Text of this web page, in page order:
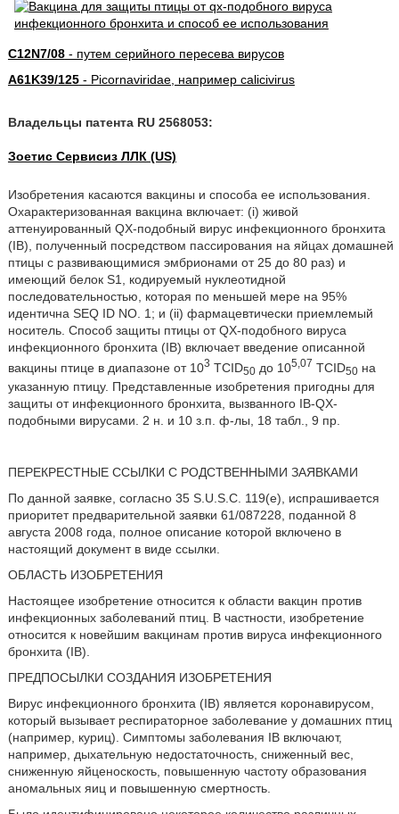
C12N7/08- путем серийного пересева вирусов
A61K39/125- Picornaviridae, например calicivirus
Владельцы патента RU 2568053:
Зоетис Сервисиз ЛЛК (US)
Изобретения касаются вакцины и способа ее использования.
Охарактеризованная вакцина включает: (i) живой
аттенуированный QX-подобный вирус инфекционного бронхита
(IB), полученный посредством пассирования на яйцах домашней
птицы с развивающимися эмбрионами от 25 до 80 раз) и
имеющий белок S1, кодируемый нуклеотидной
последовательностью, которая по меньшей мере на 95%
идентична SEQ ID NO. 1; и (ii) фармацевтически приемлемый
носитель. Способ защиты птицы от QX-подобного вируса
инфекционного бронхита (IB) включает введение описанной
вакцины птице в диапазоне от 103 TCID50до 105,07 TCID50на
указанную птицу. Представленные изобретения пригодны для
защиты от инфекционного бронхита, вызванного IB-QX-
подобными вирусами. 2 н. и 10 з.п. ф-лы, 18 табл., 9 пр.
ПЕРЕКРЕСТНЫЕ ССЫЛКИ С РОДСТВЕННЫМИ ЗАЯВКАМИ
По данной заявке, согласно 35 S.U.S.C. 119(e), испрашивается
приоритет предварительной заявки 61/087228, поданной 8
августа 2008 года, полное описание которой включено в
настоящий документ в виде ссылки.
ОБЛАСТЬ ИЗОБРЕТЕНИЯ
Настоящее изобретение относится к области вакцин против
инфекционных заболеваний птиц. В частности, изобретение
относится к новейшим вакцинам против вируса инфекционного
бронхита (IB).
ПРЕДПОСЫЛКИ СОЗДАНИЯ ИЗОБРЕТЕНИЯ
Вирус инфекционного бронхита (IB) является коронавирусом,
который вызывает респираторное заболевание у домашних птиц
(например, куриц). Симптомы заболевания IB включают,
например, дыхательную недостаточность, сниженный вес,
сниженную яйценоскость, повышенную частоту образования
аномальных яиц и повышенную смертность.